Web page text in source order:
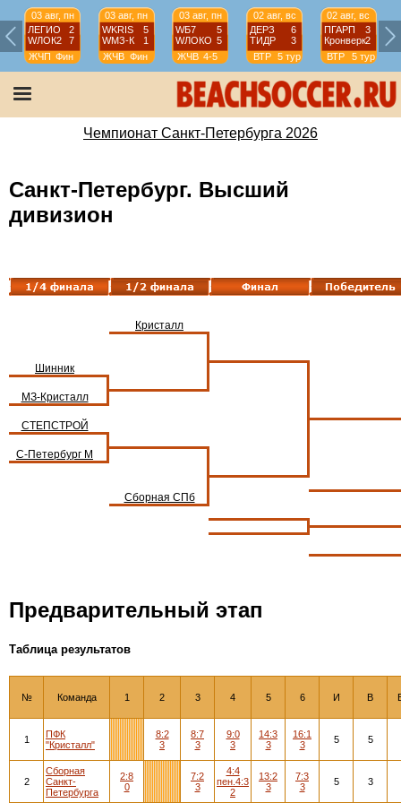
03 авг, пн
ЛЕГИО
2
WЛОК2
7
ЖЧП Фин
03 авг, пн
WKRIS
5
WМЗ-К
1
ЖЧВ Фин
03 авг, пн
WБ7
5
WЛОКО 5
ЖЧВ 4-5
02 авг, вс
ДЕРЗ
6
ТИДР
3
ВТР
5 тур
02 авг, вс
ПГАРП
3
Кронверк2
ВТР
5 тур
Чемпионат Санкт-Петербурга 2026
Санкт-Петербург. Высший
дивизион
Шинник
МЗ-Кристалл
СТЕПСТРОЙ
С-Петербург М
Кристалл
Сборная СПб
Предварительный этап
Таблица результатов
№ Команда 1 2 3 4 5 6 И В
1
ПФК
"Кристалл"
8:2
3
8:7
3
9:0
3
14:3
3
16:1
3
5 5
2
Сборная
Санкт-
Петербурга
2:8
0
7:2
3
4:4
пен.4:3
2
13:2
3
7:3
3
5 3